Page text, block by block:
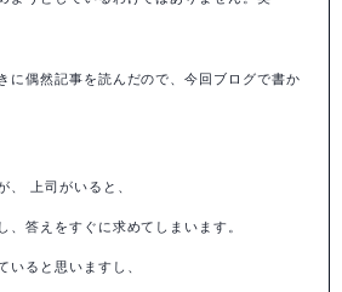
に偶然記事を読んだので、今回ブログで書か
、 上司がいると、
答えをすぐに求めてしまいます。
ると思いますし、